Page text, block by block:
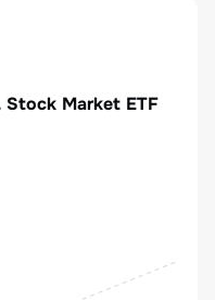
Stock Market ETF